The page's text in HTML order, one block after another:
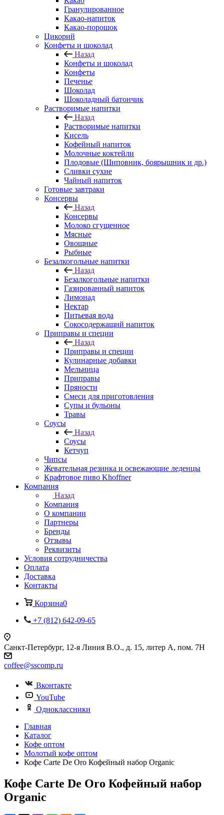
Гранулированное
Какао-напиток
Какао-порошок
Цикорий
Конфеты и шоколад
Назад
Конфеты и шоколад
Конфеты
Печенье
Шоколад
Шоколадный батончик
Растворимые напитки
Назад
Растворимые напитки
Кисель
Кофейный напиток
Молочные коктейли
Плодовые (Шиповник, боярышник и др.)
Сливки сухие
Чайный напиток
Готовые завтраки
Консервы
Назад
Консервы
Молоко сгущенное
Мясные
Овощные
Рыбные
Безалкогольные напитки
Назад
Безалкогольные напитки
Газированный напиток
Лимонад
Нектар
Питьевая вода
Сокосодержащий напиток
Приправы и специи
Назад
Приправы и специи
Кулинарные добавки
Мельница
Приправы
Пряности
Смеси для приготовления
Супы и бульоны
Травы
Соусы
Назад
Соусы
Кетчуп
Чипсы
Жевательная резинка и освежающие леденцы
Крафтовое пиво Khoffner
Компания
Назад
Компания
О компании
Партнеры
Бренды
Отзывы
Реквизиты
Условия сотрудничества
Оплата
Доставка
Контакты
Корзина0
+7 (812) 642-09-65
Санкт-Петербург, 12-я Линия В.О., д. 15, литер А, пом. 7Н
coffee@sscomp.ru
Вконтакте
YouTube
Одноклассники
Главная
Каталог
Кофе оптом
Молотый кофе оптом
Кофе Carte De Oro Кофейный набор Organic
Кофе Carte De Oro Кофейный набор
Organic